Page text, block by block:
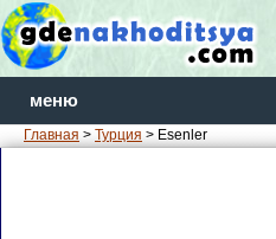
меню
Главная > Турция > Esenler